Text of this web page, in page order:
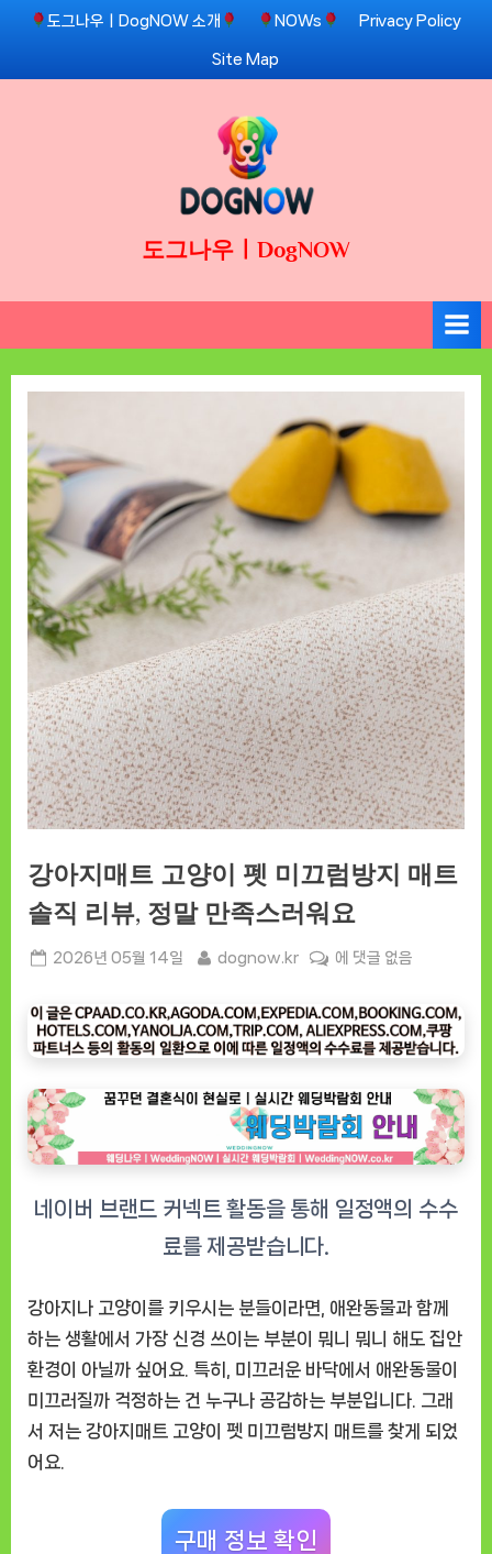
Skip
content
도그나우ㅣDogNOW 소개 NOWs Privacy Policy
Site Map
도그나우ㅣDogNOW
강아지매트 고양이 펫 미끄럼방지 매트
솔직 리뷰, 정말 만족스러워요
Posted
2026년 05월 14일 By
dognow.kr
강
지
매
트
양
이
펫
끄
지
트
솔
직
리
에 댓글 없음
강아지나 고양이를 키우시는 분들이라면, 애완동물과 함께
하는 생활에서 가장 신경 쓰이는 부분이 뭐니 뭐니 해도 집안
환경이 아닐까 싶어요. 특히, 미끄러운 바닥에서 애완동물이
미끄러질까 걱정하는 건 누구나 공감하는 부분입니다. 그래
서 저는 강아지매트 고양이 펫 미끄럼방지 매트를 찾게 되었
어요.
구매 정보 확인